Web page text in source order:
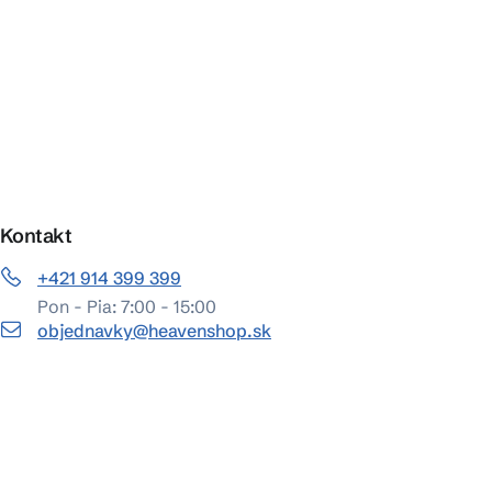
Kontakt
+421 914 399 399
Pon - Pia: 7:00 - 15:00
objednavky@heavenshop.sk